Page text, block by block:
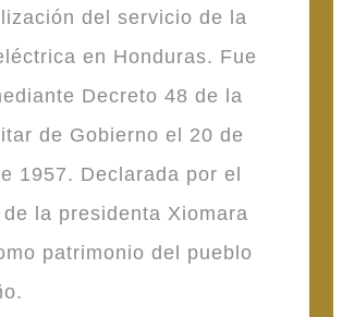
del servicio de la
en Honduras. Fue
Decreto 48 de la
de Gobierno el 20 de
1957. Declarada por el
la presidenta Xiomara
patrimonio del pueblo